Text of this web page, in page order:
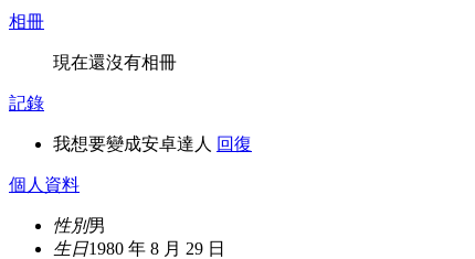
相冊
現在還沒有相冊
記錄
我想要變成安卓達人 回復
個人資料
性別男
生日1980 年 8 月 29 日